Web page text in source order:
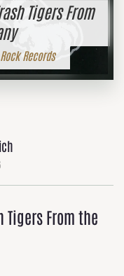
Tigers From
Records
Tigers From the